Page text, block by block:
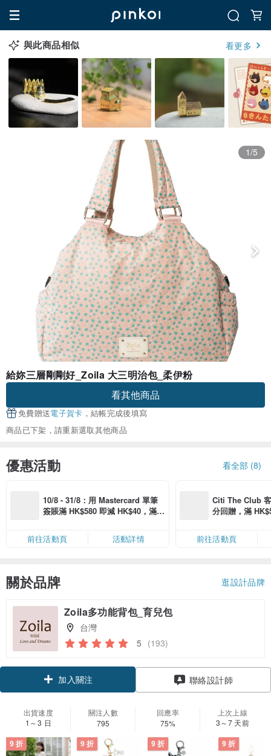
與此商品相似 看更多
1/5
給妳三層剛剛好_Zoila 大三明治包_柔伊粉
看其他商品
免費贈送電子賀卡 ，結帳完成後填寫
商品已下架，請重新選取其他商品
優惠活動 看全部 (8)
10/8 - 31/8：用 Mastercard 單筆
簽賬滿 HK$580 即減 HK$40，滿 H
六、日滿 HK$880 即減 HK$80（名
額有限，額滿即止，僅限「常用信
前往活動頁 活動詳情
Citi The Club
分回贈，滿
前往活動頁
關於品牌 逛設計品牌
Zoila多功能背包_育兒包
台灣
5 (193)
加入關注 聯絡設計師
出貨速度
1～3 日
關注人數
795
回應率
75%
上次上線
3～7 天前
9 折 9 折 9 折 9 折